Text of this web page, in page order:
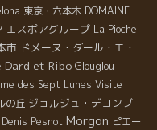
東京・六本木 DOMAINE
エスポアグループ La Pioche
市 ドメーヌ・ダール・エ・
Dard et Ribo Glouglou
des Sept Lunes Visite
の丘 ジョルジュ・デコンブ
Denis Pesnot Morgon ピエー